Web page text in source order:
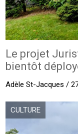
Le projet
bientôt
Adèle St-Jacques /
CULTURE